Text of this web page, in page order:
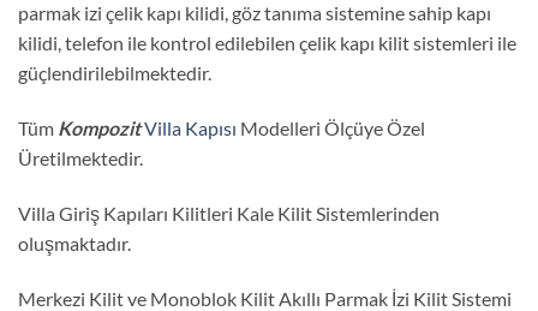
parmak izi çelik kapı kilidi, göz tanıma sistemine sahip kapı
kilidi, telefon ile kontrol edilebilen çelik kapı kilit sistemleri ile
güçlendirilebilmektedir.
Tüm KompozitVilla Kapısı Modelleri Ölçüye Özel
Üretilmektedir.
Villa Giriş Kapıları Kilitleri Kale Kilit Sistemlerinden
oluşmaktadır.
Merkezi Kilit ve Monoblok Kilit Akıllı Parmak İzi Kilit Sistemi